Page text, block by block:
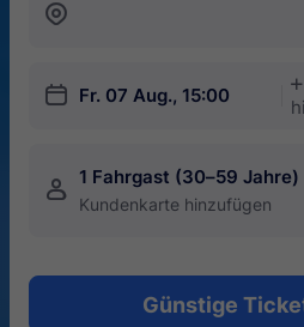
󱒣
󱎗 Fr. 07 Aug., 15:00
󱅇
󱍂 1 Fahrgast (30–59 Jahre)
Kundenkarte hinzufügen
Günstige